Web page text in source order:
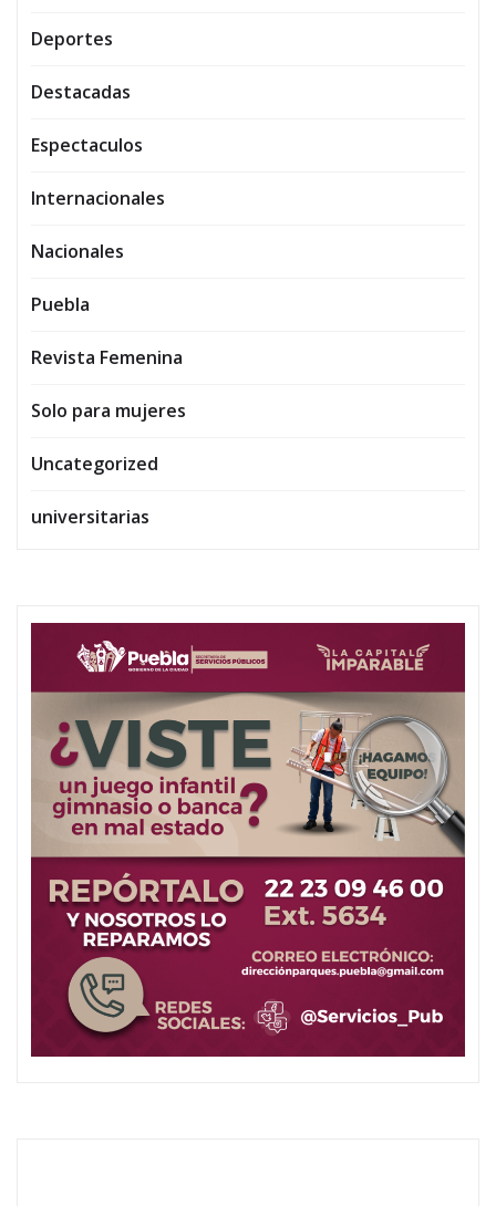
Deportes
Destacadas
Espectaculos
Internacionales
Nacionales
Puebla
Revista Femenina
Solo para mujeres
Uncategorized
universitarias